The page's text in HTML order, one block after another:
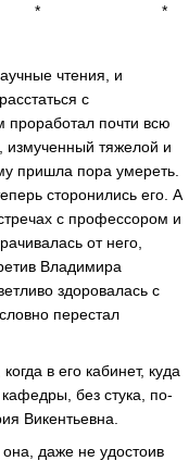
*
чтения, и
с
проработал почти всю
измученный тяжелой и
пришла пора умереть.
сторонились его. А
с профессором и
от него,
Владимира
здоровалась с
перестал
в его кабинет, куда
без стука, по-
Викентьевна.
даже не удостоив